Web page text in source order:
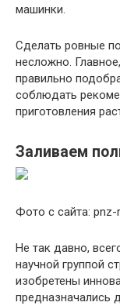
машинки.
Сделать ровные
несложно.
правильно
соблюдать
приготовления
Заливаем
Фото с сайта: pnz-
Не так давно,
научной группой
изобретены
предназначались